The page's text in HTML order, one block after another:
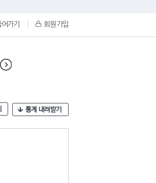
어가기 회원 가입
통계 내려받기